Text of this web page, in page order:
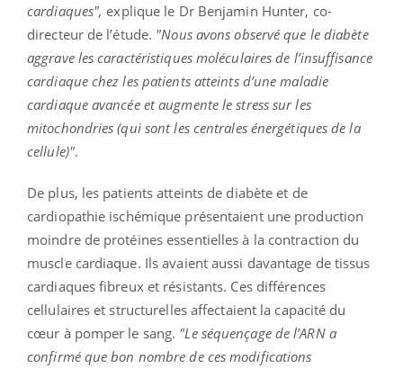
cardiaques", explique le Dr Benjamin Hunter, co-
directeur de l’étude. "Nous avons observé que le diabète
aggrave les caractéristiques moléculaires de l’insuffisance
cardiaque chez les patients atteints d’une maladie
cardiaque avancée et augmente le stress sur les
mitochondries (qui sont les centrales énergétiques de la
cellule)".
De plus, les patients atteints de diabète et de
cardiopathie ischémique présentaient une production
moindre de protéines essentielles à la contraction du
muscle cardiaque. Ils avaient aussi davantage de tissus
cardiaques fibreux et résistants. Ces différences
cellulaires et structurelles affectaient la capacité du
cœur à pomper le sang. "Le séquençage de l’ARN a
confirmé que bon nombre de ces modifications